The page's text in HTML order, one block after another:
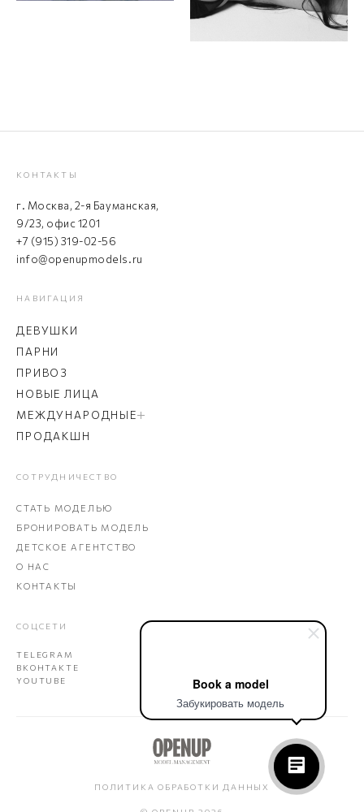
Book a model
Забукировать модель
КОНТАКТЫ
г. Москва, 2-я Бауманская,
9/23, офис 1201
+7 (915) 319-02-56
info@openupmodels.ru
НАВИГАЦИЯ
ДЕВУШКИ
ПАРНИ
ПРИВОЗ
НОВЫЕ ЛИЦА
МЕЖДУНАРОДНЫЕ
ПРОДАКШН
СОТРУДНИЧЕСТВО
СТАТЬ МОДЕЛЬЮ
БРОНИРОВАТЬ МОДЕЛЬ
ДЕТСКОЕ АГЕНТСТВО
О НАС
КОНТАКТЫ
СОЦСЕТИ
TELEGRAM
ВКОНТАКТЕ
YOUTUBE
ПОЛИТИКА ОБРАБОТКИ ДАННЫХ